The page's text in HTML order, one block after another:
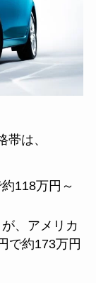
は、
118万円～
、アメリカ
で約173万円